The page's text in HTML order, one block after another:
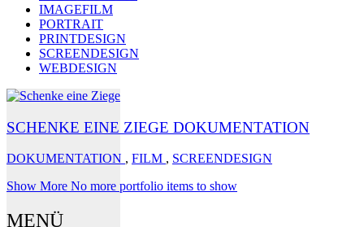
IMAGEFILM
PORTRAIT
PRINTDESIGN
SCREENDESIGN
WEBDESIGN
SCHENKE EINE ZIEGE DOKUMENTATION
DOKUMENTATION , FILM , SCREENDESIGN
Show More No more portfolio items to show
MENÜ